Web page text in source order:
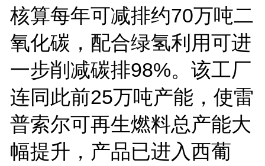
核算每年可减排约70万吨二
氧化碳，配合绿氢利用可进
一步削减碳排98%。该工厂
连同此前25万吨产能，使雷
普索尔可再生燃料总产能大
幅提升，产品已进入西葡